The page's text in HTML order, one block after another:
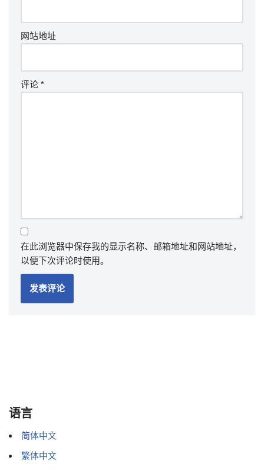
网站地址
评论 *
在此浏览器中保存我的显示名称、邮箱地址和网站地址，
以便下次评论时使用。
语言
简体中文
繁体中文